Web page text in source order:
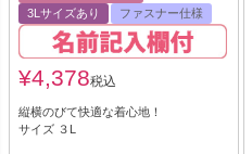
3Lサイズあり
ファスナー仕様
¥4,378税込
縦横のびて快適な着心地！
サイズ ３L